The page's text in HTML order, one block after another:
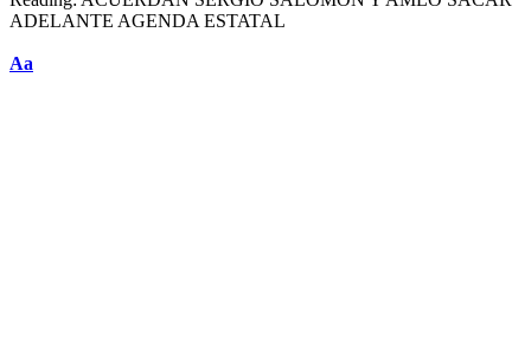
ADELANTE AGENDA ESTATAL
Aa